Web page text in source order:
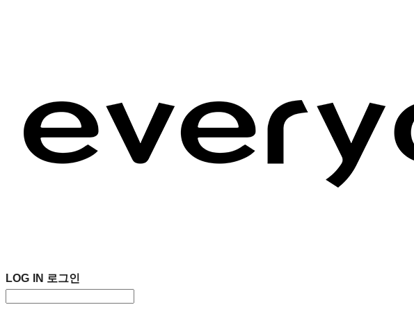
LOG IN 로그인